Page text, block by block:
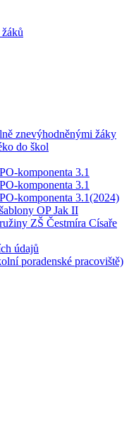
znevýhodněnými žáky
do škol
komponenta 3.1
komponenta 3.1
komponenta 3.1(2024)
OP Jak II
ZŠ Čestmíra Císaře
údajů
poradenské pracoviště)